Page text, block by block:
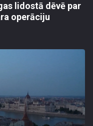
lidostā dēvē par
operāciju